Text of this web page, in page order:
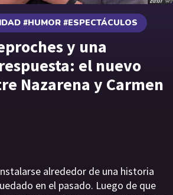
#HUMOR #ESPECTÁCULOS
y una
el nuevo
Nazarena y Carmen
alrededor de una historia
en el pasado. Luego de que